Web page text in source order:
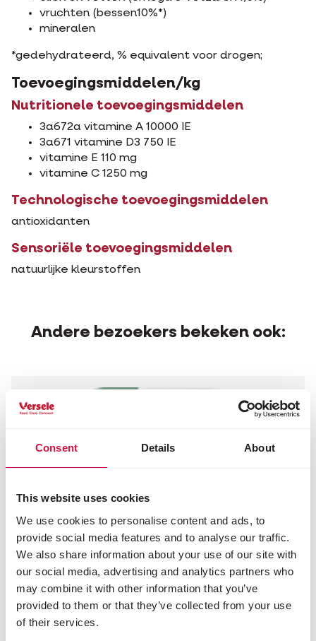
Consent Details About
This website uses cookies
We use cookies to personalise content and ads, to
provide social media features and to analyse our traffic.
We also share information about your use of our site with
our social media, advertising and analytics partners who
may combine it with other information that you’ve
provided to them or that they’ve collected from your use
of their services.
vruchten (bessen10%*)
mineralen
*gedehydrateerd, % equivalent voor drogen;
Toevoegingsmiddelen/kg
Nutritionele toevoegingsmiddelen
3a672a vitamine A 10000 IE
3a671 vitamine D3 750 IE
vitamine E 110 mg
vitamine C 1250 mg
Technologische toevoegingsmiddelen
antioxidanten
Sensoriële toevoegingsmiddelen
natuurlijke kleurstoffen
Andere bezoekers bekeken ook: